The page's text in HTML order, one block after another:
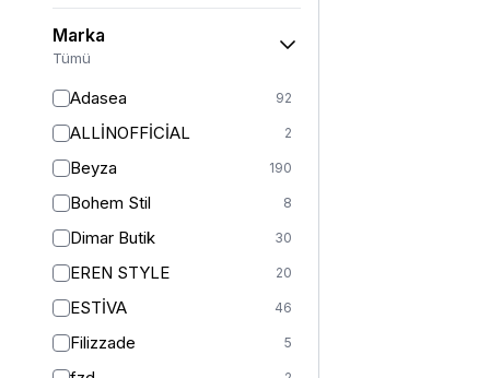
Kargo
6-7 yaş 1
7 yaş 22
Marka
Tümü
Adasea 92
ALLİNOFFİCİAL 2
Beyza 190
Bohem Stil 8
Dimar Butik 30
EREN STYLE 20
ESTİVA 46
Filizzade 5